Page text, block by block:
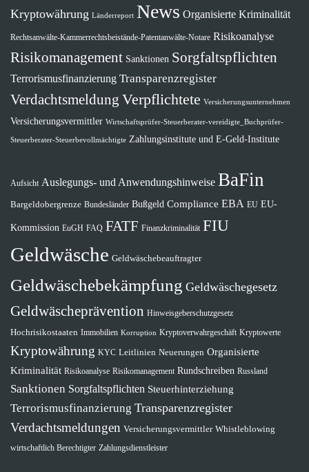
Kryptowährung Länderreport News Organisierte Kriminalität
Rechtsanwälte-Kammerrechtsbeistände-Patentanwälte-Notare Risikoanalyse
Risikomanagement Sanktionen Sorgfaltspflichten
Terrorismusfinanzierung Transparenzregister
Verdachtsmeldung Verpflichtete Versicherungsunternehmen
Versicherungsvermittler Wirtschaftsprüfer-Steuerberater-vereidigte_Buchprüfer-
Steuerberater-Steuerbevollmächtigte Zahlungsinstitute und E-Geld-Institute
Aufsicht Auslegungs- und Anwendungshinweise BaFin
Bargeldobergrenze Bundesländer Bußgeld Compliance EBA EU EU-
Kommission EuGH FAQ FATF Finanzkriminalität FIU
Geldwäsche Geldwäschebeauftragter
Geldwäschebekämpfung Geldwäschegesetz
Geldwäscheprävention Hinweisgeberschutzgesetz
Hochrisikostaaten Immobilien Korruption Kryptoverwahrgeschäft Kryptowerte
Kryptowährung KYC Leitlinien Neuerungen Organisierte
Kriminalität Risikoanalyse Risikomanagement Rundschreiben Russland
Sanktionen Sorgfaltspflichten Steuerhinterziehung
Terrorismusfinanzierung Transparenzregister
Verdachtsmeldungen Versicherungsvermittler Whistleblowing
wirtschaftlich Berechtigter Zahlungsdienstleister